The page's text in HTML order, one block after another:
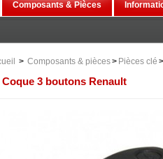
Composants & Pièces
> Composants & pièces> Pièces clé >
Coque 3 boutons Renault